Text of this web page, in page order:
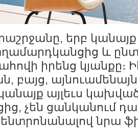
երբ
և
իրենց կյանքը։
բայց,
այլեւս
չեն ցանկանում դա
նրա